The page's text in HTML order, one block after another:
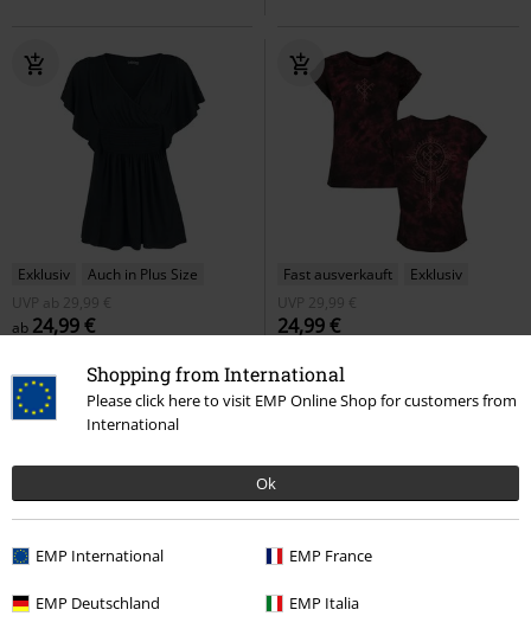
Shopping from International
Please click here to visit EMP Online Shop for customers from
International
Ok
EMP International EMP France
EMP Deutschland EMP Italia
Exklusiv
Auch in Plus Size
UVP
ab 29,99 €
ab 24,99 €
by EMP
T-Shirt
Fast ausverkauft
Exklusiv
UVP
29,99 €
24,99 €
wash
Black Premium by EMP
T-Shirt